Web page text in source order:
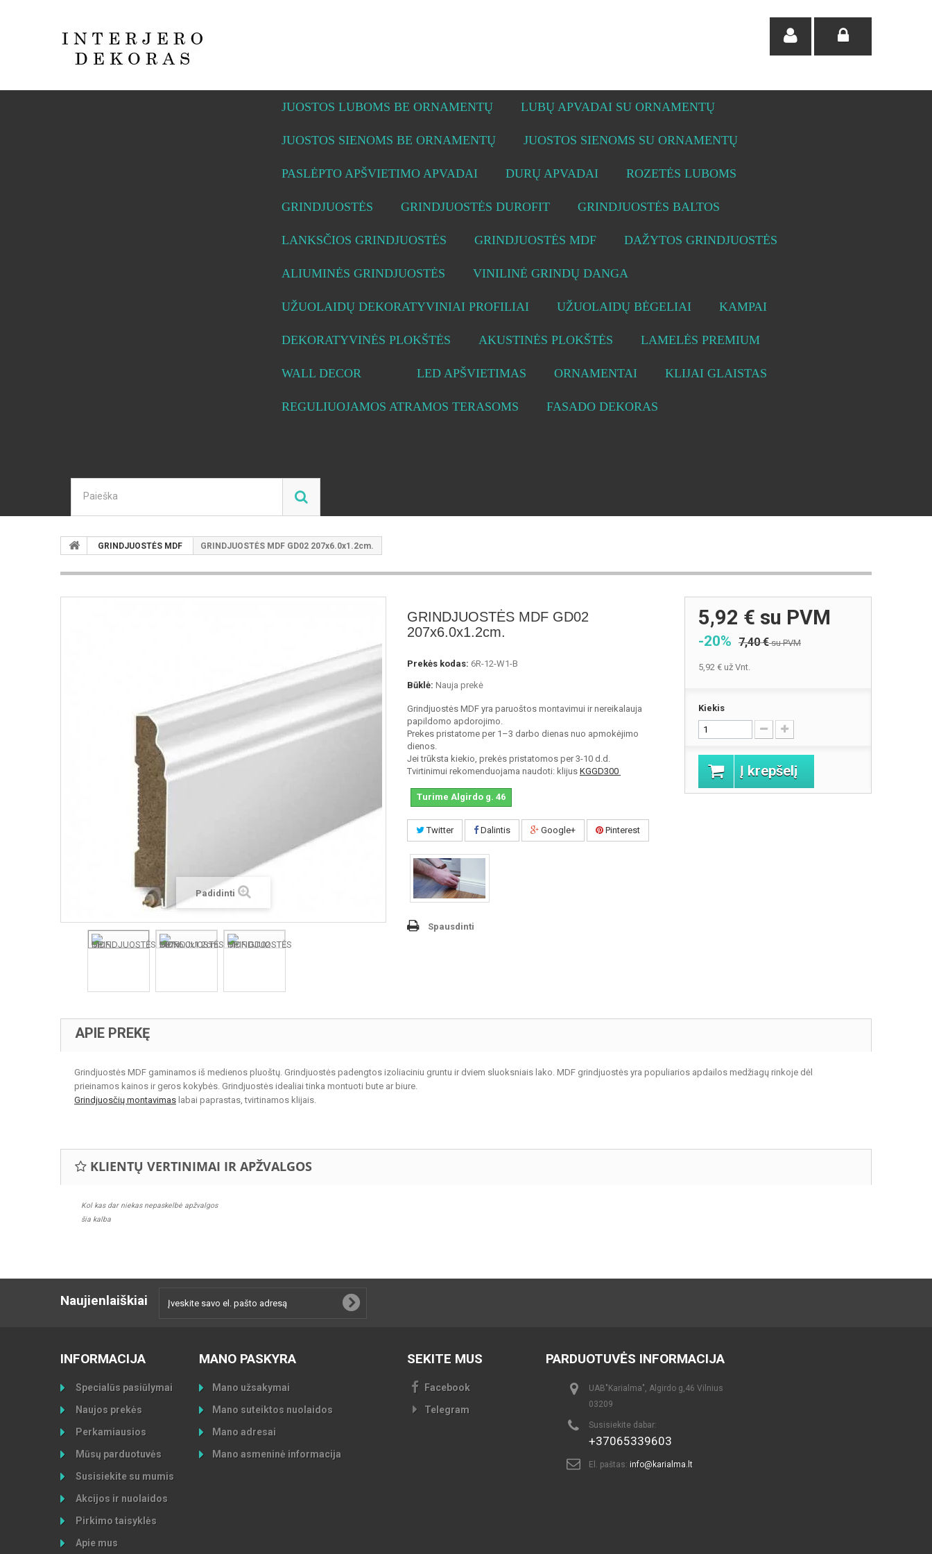
JUOSTOS LUBOMS BE ORNAMENTŲ LUBŲ APVADAI SU ORNAMENTŲ
JUOSTOS SIENOMS BE ORNAMENTŲ JUOSTOS SIENOMS SU ORNAMENTŲ
PASLĖPTO APŠVIETIMO APVADAI DURŲ APVADAI ROZETĖS LUBOMS
GRINDJUOSTĖS GRINDJUOSTĖS DUROFIT GRINDJUOSTĖS BALTOS
LANKSČIOS GRINDJUOSTĖS GRINDJUOSTĖS MDF DAŽYTOS GRINDJUOSTĖS
ALIUMINĖS GRINDJUOSTĖS VINILINĖ GRINDŲ DANGA
UŽUOLAIDŲ DEKORATYVINIAI PROFILIAI UŽUOLAIDŲ BĖGELIAI KAMPAI
DEKORATYVINĖS PLOKŠTĖS AKUSTINĖS PLOKŠTĖS LAMELĖS PREMIUM
WALL DECOR LED APŠVIETIMAS ORNAMENTAI KLIJAI GLAISTAS
REGULIUOJAMOS ATRAMOS TERASOMS FASADO DEKORAS
GRINDJUOSTĖS MDF GRINDJUOSTĖS MDF GD02 207x6.0x1.2cm.
Padidinti
GRINDJUOSTĖS MDF GD02
207x6.0x1.2cm.
Prekės kodas: 6R-12-W1-B
Būklė: Nauja prekė
Grindjuostės MDF yra paruoštos montavimui ir nereikalauja
papildomo apdorojimo.
Prekes pristatome per 1–3 darbo dienas nuo apmokėjimo
dienos.
Jei trūksta kiekio, prekės pristatomos per 3-10 d.d.
Tvirtinimui rekomenduojama naudoti: klijus KGGD300
Turime Algirdo g. 46
Twitter Dalintis Google+ Pinterest
Spausdinti
5,92 € su PVM
-20% 7,40 €su PVM
5,92 €už Vnt.
Kiekis
Į krepšelį
APIE PREKĘ
Grindjuostės MDF gaminamos iš medienos pluoštų. Grindjuostės padengtos izoliaciniu gruntu ir dviem sluoksniais lako. MDF grindjuostės yra populiarios apdailos medžiagų rinkoje dėl
prieinamos kainos ir geros kokybės. Grindjuostės idealiai tinka montuoti bute ar biure.
Grindjuosčių montavimas labai paprastas, tvirtinamos klijais.
KLIENTŲ VERTINIMAI IR APŽVALGOS
Kol kas dar niekas nepaskelbė apžvalgos
šia kalba
Naujienlaiškiai
INFORMACIJA
Specialūs pasiūlymai
Naujos prekės
Perkamiausios
Mūsų parduotuvės
Susisiekite su mumis
Akcijos ir nuolaidos
Pirkimo taisyklės
Apie mus
MANO PASKYRA
Mano užsakymai
Mano suteiktos nuolaidos
Mano adresai
Mano asmeninė informacija
SEKITE MUS
Facebook
Telegram
PARDUOTUVĖS INFORMACIJA
UAB"Karialma", Algirdo g,46 Vilnius
03209
Susisiekite dabar:
+37065339603
El. paštas: info@karialma.lt